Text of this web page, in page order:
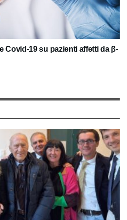
Covid-19 su pazienti affetti da β-